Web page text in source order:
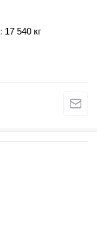
17 540 кг